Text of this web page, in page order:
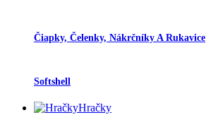
Čiapky, Čelenky, Nákrčníky A Rukavice
Softshell
Hračky